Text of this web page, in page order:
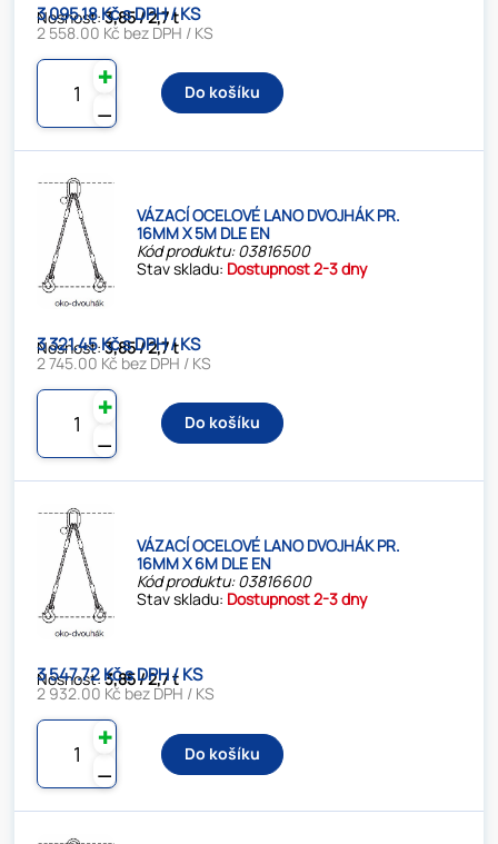
Nosnost:3,85 / 2,7 t
3 095.18 Kč s DPH / KS
2 558.00 Kč bez DPH / KS
⚊
✚
Do košíku
VÁZACÍ OCELOVÉ LANO DVOJHÁK PR.
16MM X 5M DLE EN
Kód produktu: 03816500
Stav skladu: Dostupnost 2-3 dny
Nosnost:3,85 / 2,7 t
3 321.45 Kč s DPH / KS
2 745.00 Kč bez DPH / KS
⚊
✚
Do košíku
VÁZACÍ OCELOVÉ LANO DVOJHÁK PR.
16MM X 6M DLE EN
Kód produktu: 03816600
Stav skladu: Dostupnost 2-3 dny
Nosnost:3,85 / 2,7 t
3 547.72 Kč s DPH / KS
2 932.00 Kč bez DPH / KS
⚊
✚
Do košíku